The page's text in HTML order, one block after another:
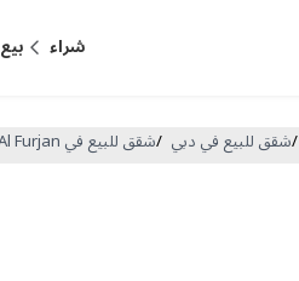
شراء بيع
/شقق للبيع في دبي /شقق للبيع في Al Furjan